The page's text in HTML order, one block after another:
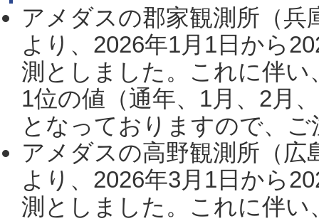
アメダスの郡家観測所（
より、2026年1月1日から
測としました。これに伴い
1位の値（通年、1月、2月
となっておりますので、
アメダスの高野観測所（
より、2026年3月1日から
測としました。これに伴い